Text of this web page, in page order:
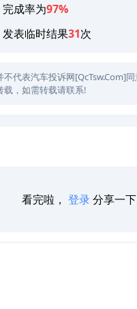
完成率为97%
发表临时结果31次
代表汽车投诉网[QcTsw.Com]
，如需转载请联系!
看完啦， 登录分享一